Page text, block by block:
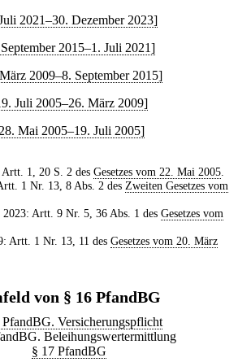
2021–30. Dezember 2023]
2015–1. Juli 2021]
2009–8. September 2015]
Juli 2005–26. März 2009]
Mai 2005–19. Juli 2005]
Artt. 1, 20 S. 2 des Gesetzes vom 22. Mai 2005.
1 Nr. 13, 8 Abs. 2 des Zweiten Gesetzes vom
2023: Artt. 9 Nr. 5, 36 Abs. 1 des Gesetzes vom
Artt. 1 Nr. 13, 11 des Gesetzes vom 20. März
von § 16 PfandBG
PfandBG. Versicherungspflicht
Beleihungswertermittlung
§ 17 PfandBG